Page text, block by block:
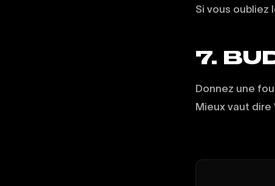
Si vous oubliez
7.
Donnez une
Mieux vaut dire